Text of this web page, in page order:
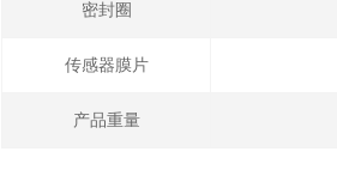
密封圈
传感器膜片
产品重量